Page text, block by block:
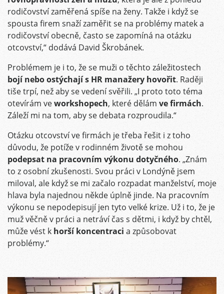
rodičovství zaměřená spíše na ženy. Takže i když se
spousta firem snaží zaměřit se na problémy matek a
rodičovství obecně, často se zapomíná na otázku
otcovství,“ dodává David Škrobánek.
Problémem je i to, že se muži o těchto záležitostech
bojí nebo ostýchají s HR manažery hovořit. Raději
tiše trpí, než aby se vedení svěřili. „I proto toto téma
otevírám veworkshopech, které dělám ve firmách.
Záleží mi na tom, aby se debata rozproudila.“
Otázku otcovství ve firmách je třeba řešit i z toho
důvodu, že potíže v rodinném životě se mohou
podepsat na pracovním výkonu dotyčného. „Znám
to z osobní zkušenosti. Svou práci v Londýně jsem
miloval, ale když se mi začalo rozpadat manželství, moje
hlava byla najednou někde úplně jinde. Na pracovním
výkonu se nepodepisují jen tyto velké krize. Už i to, že je
muž věčně v práci a netráví čas s dětmi, i když by chtěl,
může vést k horší koncentraci a způsobovat
problémy.“